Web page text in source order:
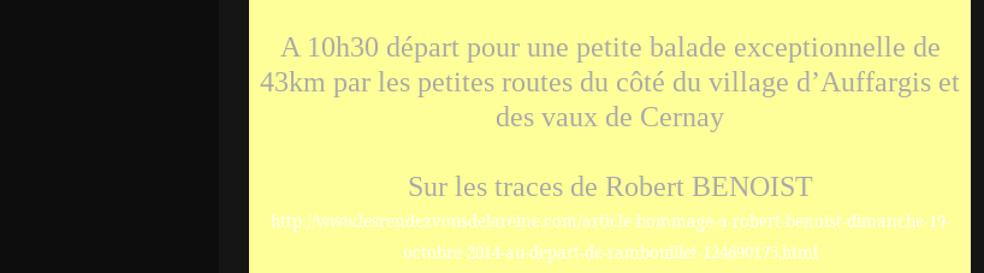
A 10h30 départ pour une petite balade exceptionnelle de
43km par les petites routes du côté du village d’Auffargis et
des vaux de Cernay
Sur les traces de Robert BENOIST
http://www.lesrendezvousdelareine.com/article-hommage-a-robert-benoist-dimanche-19-
octobre-2014-au-depart-de-rambouillet-124690175.html